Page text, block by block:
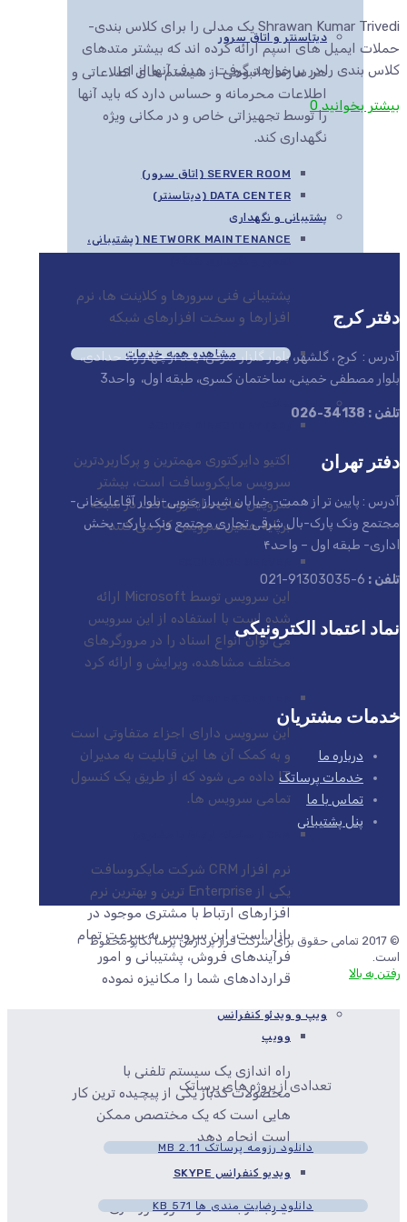
دیتاسنتر و اتاق سرور
هر سازمان انبوهی از سیستم های اطلاعاتی و
اطلاعات محرمانه و حساس دارد که باید آنها
را توسط تجهیزاتی خاص و در مکانی ویژه
نگهداری کند.
SERVER ROOM (اتاق سرور)
DATA CENTER (دیتاسنتر)
پشتیبانی و نگهداری
NETWORK MAINTENANCE (پشتیبانی،
پشتیبانی فنی سرورها و کلاینت ها، نرم
افزارها و سخت افزارهای شبکه
مشاهده همه خدمات
اکتیو دایرکتوری مهمترین و پرکاربردترین
سرویس مایکروسافت است، بیشتر
سرویس های مایکروسافت در شبکه
برپایه همین سرویس کار می کنند
این سرویس توسط Microsoft ارائه
شده است با استفاده از این سرویس
می توان انواع اسناد را در مرورگرهای
مختلف مشاهده، ویرایش و ارائه کرد
این سرویس دارای اجزاء متفاوتی است
و به کمک آن ها این قابلیت به مدیران
IT داده می شود که از طریق یک کنسول
تمامی سرویس ها.
نرم افزار CRM شرکت مایکروسافت
یکی از Enterprise ترین و بهترین نرم
افزارهای ارتباط با مشتری موجود در
بازار است، این سرویس به سرعت تمام
فرآیندهای فروش، پشتیبانی و امور
قراردادهای شما را مکانیزه نموده
ویپ و ویدئو کنفرانس
وویپ
راه اندازی یک سیستم تلفنی با
محصولات کدباز یکی از پیچیده ترین کار
هایی است که یک مختصص ممکن
است انجام دهد
ویدیو کنفرانس SKYPE
نیاز به ارتباطات راه دور، دور کاری،
Shrawan Kumar Trivedi یک مدلی را برای کلاس بندی­
حملات ایمیل های اسپم ارائه کرده ­اند که بیشتر متد­های
کلاس بندی را در بر خواهد گرفت . هدف آنها از ­ای...
بیشتر بخوانید 0
دفتر کرج
آدرس : کرج ، گلشهر، بلوار گلزار شرقی، بعد از چهار راه حدادی،
بلوار مصطفی خمینی، ساختمان کسری، طبقه اول، واحد3
تلفن : 34138-026
دفتر تهران
آدرس : پایین تر از همت- خیابان شیراز جنوبی-بلوار آقاعلیخانی-
مجتمع ونک پارک-بال شرقی تجاری مجتمع ونک پارک- بخش
اداری- طبقه اول – واحد۴
تلفن : 6-91303035-021
نماد اعتماد الکترونیکی
خدمات مشتریان
درباره ما
خدمات پرساتک
تماس با ما
پنل پشتیبانی
© 2017 تمامی حقوق برای شرکت فراز پردازش پرسا تکاپو محفوظ
است.
رفتن به بالا
تعدادی از پروژه های پرساتک
دانلود رزومه پرساتک 2.11 MB
دانلود رضایت مندی ها 571 KB